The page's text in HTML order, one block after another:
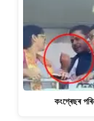
কংগ্ৰেছৰ